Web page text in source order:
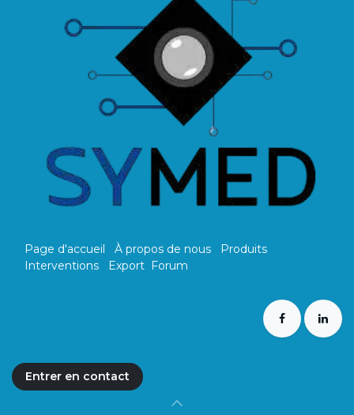
Page d'accueil À propos de nous
Produits
Interventions
Export Forum
Entrer en ​​​​contact